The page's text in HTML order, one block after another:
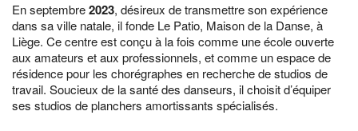
En septembre2023, désireux de transmettre son expérience
dans sa ville natale, il fonde Le Patio, Maison de la Danse, à
Liège. Ce centre est conçu à la fois comme une école ouverte
aux amateurs et aux professionnels, et comme un espace de
résidence pour les chorégraphes en recherche de studios de
travail. Soucieux de la santé des danseurs, il choisit d’équiper
ses studios de planchers amortissants spécialisés.